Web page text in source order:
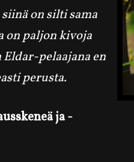
on silti sama
on paljon kivoja
pelaajana en
perusta.
ja-